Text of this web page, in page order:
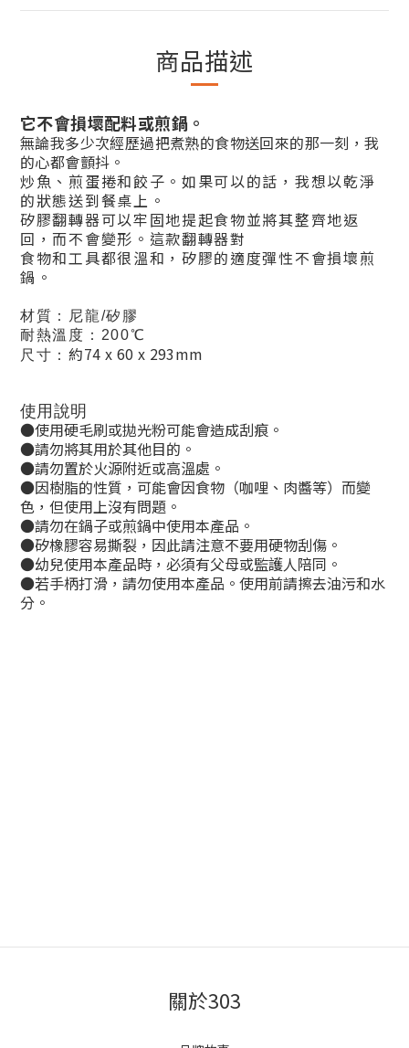
商品描述
它不會損壞配料或煎鍋。
無論我多少次經歷過把煮熟的食物送回來的那一刻，我
的心都會顫抖。
炒魚、煎蛋捲和餃子。如果可以的話，我想以乾淨
的狀態送到餐桌上。
矽膠翻轉器可以牢固地提起食物並將其整齊地返
回，而不會變形。這款翻轉器對
食物和工具都很溫和，矽膠的適度彈性不會損壞煎
鍋。
材質：尼龍/矽膠
耐熱溫度：200℃
尺寸：約74 x 60 x 293mm
使用說明
●使用硬毛刷或拋光粉可能會造成刮痕。
●請勿將其用於其他目的。
●請勿置於火源附近或高溫處。
●因樹脂的性質，可能會因食物（咖哩、肉醬等）而變
色，但使用上沒有問題。
●請勿在鍋子或煎鍋中使用本產品。
●矽橡膠容易撕裂，因此請注意不要用硬物刮傷。
●幼兒使用本產品時，必須有父母或監護人陪同。
●若手柄打滑，請勿使用本產品。使用前請擦去油污和水
分。
關於303